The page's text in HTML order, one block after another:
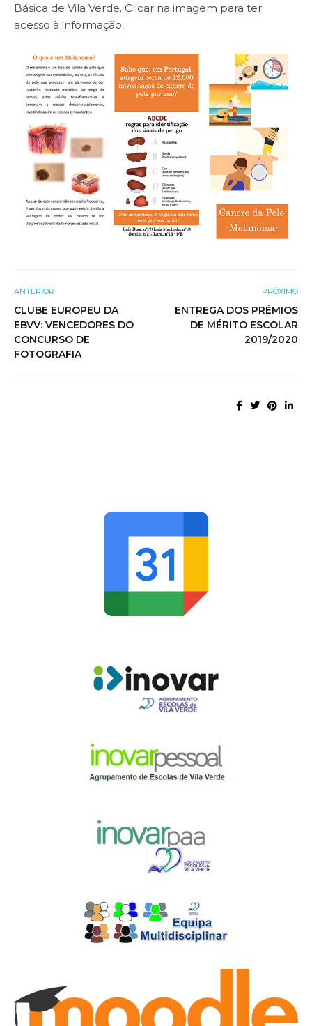
Básica de Vila Verde. Clicar na imagem para ter
acesso à informação.
ANTERIOR
CLUBE EUROPEU DA
EBVV: VENCEDORES DO
CONCURSO DE
FOTOGRAFIA
PRÓXIMO
ENTREGA DOS PRÉMIOS
DE MÉRITO ESCOLAR
2019/2020